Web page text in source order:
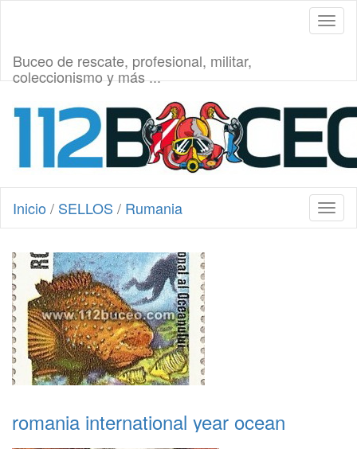
Buceo de rescate, profesional, militar,
coleccionismo y más ...
Inicio / SELLOS / Rumania
romania international year ocean